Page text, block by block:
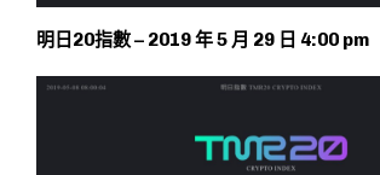
明日20指數 – 2019 年 5 月 29 日 4:00 pm